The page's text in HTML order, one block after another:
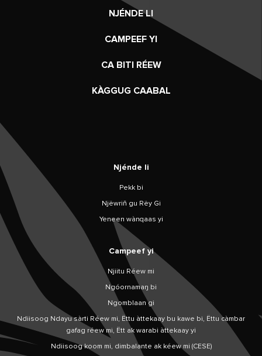
NJÉNDE LI
CAMPEEF YI
CA BITI RÉEW
KÀGGUG CAABAL
Njénde li
Pekk bi
Njëwriñ gu Rëy Gi
Yeneen wànqaas yi
Campeef yi
Njiitu Réew mi
Ngóornamaŋ bi
Ngomblaan gi
Ndiisoog Ndayu sàrti Réew mi, Ëttu àttekaay bu kawe bi, Ëttu càmbar
gafag réew mi, Ëtt ak warabi àttekaay yi
Ndiisoog koom mi, dimbalante ak kéew mi (CESE)